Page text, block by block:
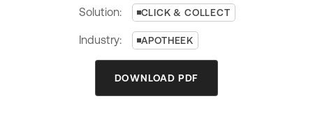
Solution: CLICK & COLLECT
Industry: APOTHEEK
DOWNLOAD PDF